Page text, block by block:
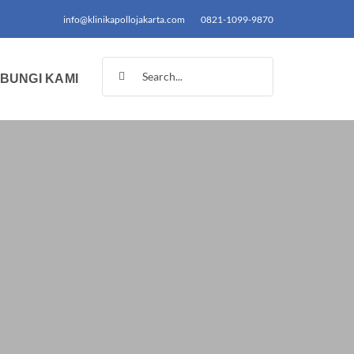
info@klinikapollojakarta.com 0821-1099-9870
KAMI